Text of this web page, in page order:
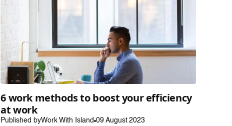
6 work methods to boost your efficiency
at work
Published byWork With Island 09 August 2023